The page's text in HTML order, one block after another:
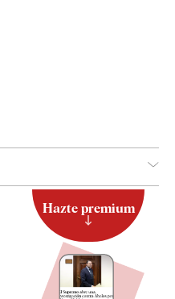
Hazte premium